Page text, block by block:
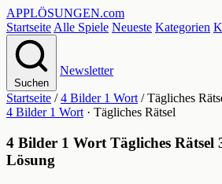
APPLÖSUNGEN.com
Startseite Alle Spiele Neueste Kategorien
Suchen
Newsletter
Startseite / 4 Bilder 1 Wort / Tägliches
4 Bilder 1 Wort · Tägliches Rätsel
4 Bilder 1 Wort Tägliches Rätsel
Lösung